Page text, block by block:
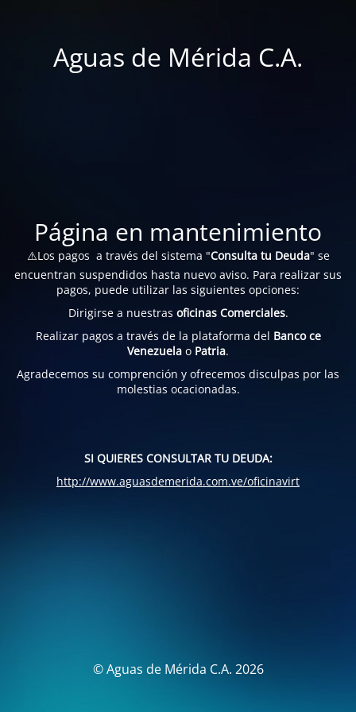
Aguas de Mérida C.A.
Página en mantenimiento
⚠️Los pagos a través del sistema "Consulta tu Deuda" se
encuentran suspendidos hasta nuevo aviso. Para realizar sus
pagos, puede utilizar las siguientes opciones:
Dirigirse a nuestras oficinas Comerciales.
Realizar pagos a través de la plataforma del Banco ce
Venezuela o Patria.
Agradecemos su comprención y ofrecemos disculpas por las
molestias ocacionadas.
SI QUIERES CONSULTAR TU DEUDA:
http://www.aguasdemerida.com.ve/oficinavirt
© Aguas de Mérida C.A. 2026